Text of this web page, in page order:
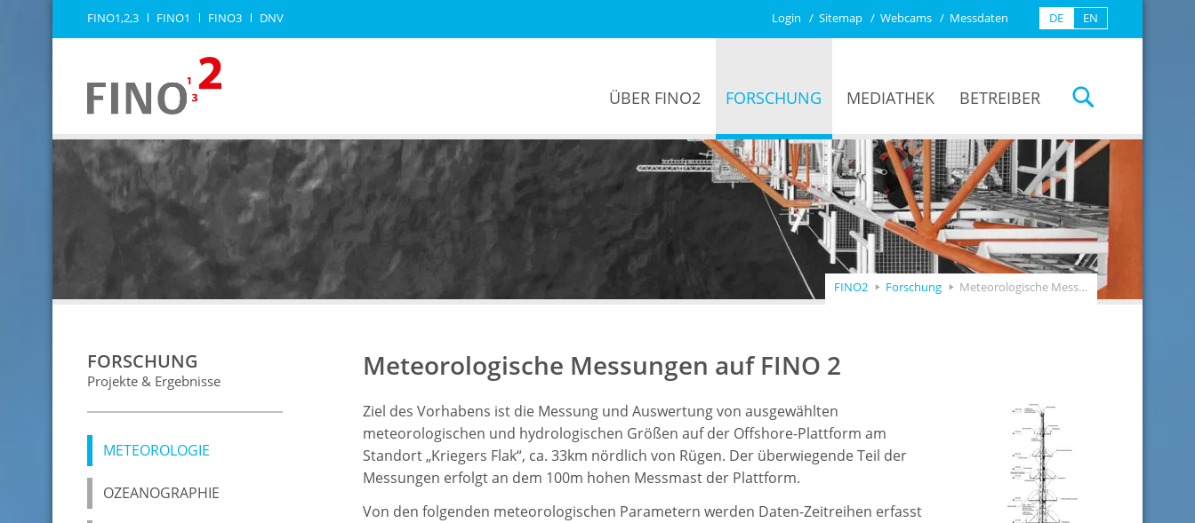
FINO1,2,3 FINO1 FINO3 DNV DE EN
Login Sitemap Webcams Messdaten
ÜBER FINO2 FORSCHUNG MEDIATHEK BETREIBER
FINO2 Forschung Meteorologische Messungen auf FINO 2
Meteorologische Messungen auf FINO 2
Ziel des Vorhabens ist die Messung und Auswertung von ausgewählten
meteorologischen und hydrologischen Größen auf der Offshore-Plattform am
Standort „Kriegers Flak“, ca. 33km nördlich von Rügen. Der überwiegende Teil der
Messungen erfolgt an dem 100m hohen Messmast der Plattform.
Von den folgenden meteorologischen Parametern werden Daten-Zeitreihen erfasst
FORSCHUNG
Projekte & Ergebnisse
METEOROLOGIE
OZEANOGRAPHIE